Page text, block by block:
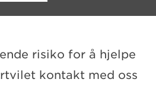
risiko for å hjelpe
kontakt med oss